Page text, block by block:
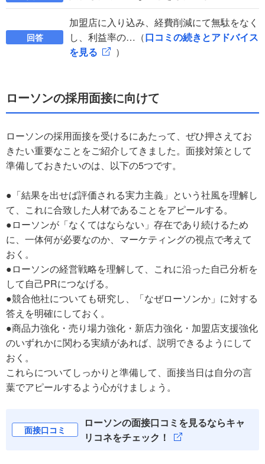
回答
加盟店に入り込み、経費削減にて無駄をなく
し、利益率の…（口コミの続きとアドバイス
を見る
）
ローソンの採用面接に向けて
ローソンの採用面接を受けるにあたって、ぜひ押さえてお
きたい重要なことをご紹介してきました。面接対策として
準備しておきたいのは、以下の5つです。
●「結果を出せば評価される実力主義」という社風を理解し
て、これに合致した人材であることをアピールする。
●ローソンが「なくてはならない」存在であり続けるため
に、一体何が必要なのか、マーケティングの視点で考えて
おく。
●ローソンの経営戦略を理解して、これに沿った自己分析を
して自己PRにつなげる。
●競合他社についても研究し、「なぜローソンか」に対する
答えを明確にしておく。
●商品力強化・売り場力強化・新店力強化・加盟店支援強化
のいずれかに関わる実績があれば、説明できるようにして
おく。
これらについてしっかりと準備して、面接当日は自分の言
葉でアピールするよう心がけましょう。
面接口コミ
ローソンの面接口コミを見るならキャ
リコネをチェック！